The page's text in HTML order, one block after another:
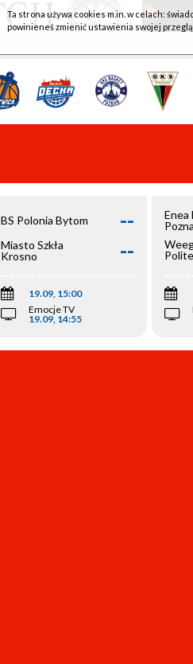
BS Polonia Bytom --
Miasto Szkła
Krosno
--
19.09, 15:00
Emocje TV
19.09, 14:55
Enea
Ta strona używa cookies m.in. w celach:
powinieneś zmienić ustawienia swojej